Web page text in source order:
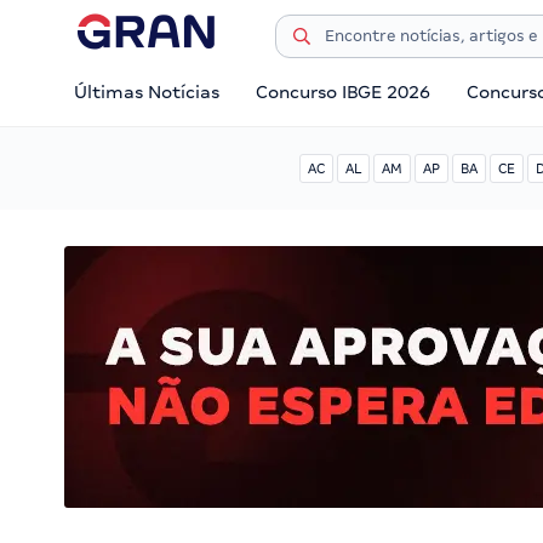
Últimas Notícias Concurso IBGE 2026
AC AL AM AP BA CE